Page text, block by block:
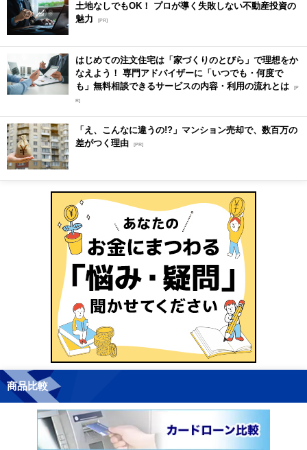
土地なしでもOK！ プロが導く失敗しない不動産投資の
魅力
[PR]
はじめての注文住宅は「家づくりのとびら」で理想をか
なえよう！ 専門アドバイザーに「いつでも・何度で
も」無料相談できるサービスの内容・利用の流れとは [P
R]
「え、こんなに違うの!?」マンション売却で、数百万の
差がつく理由 [PR]
商品比較